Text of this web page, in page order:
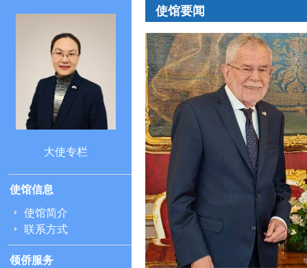
大使专栏
使馆信息
使馆简介
联系方式
领侨服务
使馆要闻